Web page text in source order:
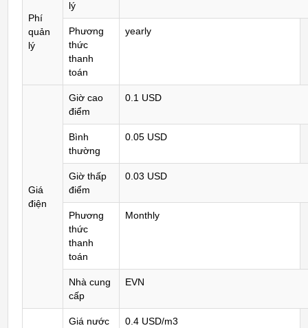
Phí
quản
lý
lý
Phương
thức
thanh
toán
yearly
Giá
điện
Giờ cao
điểm
0.1 USD
Bình
thường
0.05 USD
Giờ thấp
điểm
0.03 USD
Phương
thức
thanh
toán
Monthly
Nhà cung
cấp
EVN
Giá nước 0.4 USD/m3